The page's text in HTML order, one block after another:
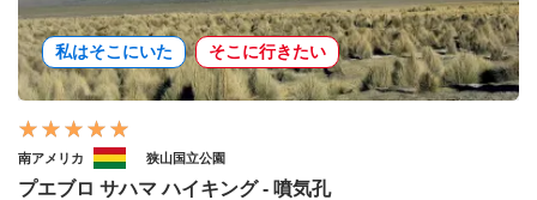
私はそこにいた そこに行きたい
南アメリカ 狭山国立公園
プエブロ サハマ ハイキング - 噴気孔